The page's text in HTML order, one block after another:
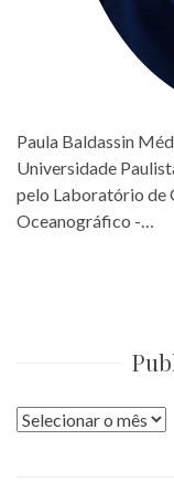
Paula Baldassin
Universidade
pelo Laboratório de
Oceanográfico -…
Publicações